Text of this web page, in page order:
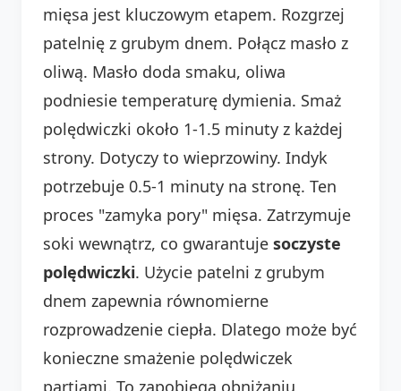
mięsa jest kluczowym etapem. Rozgrzej
patelnię z grubym dnem. Połącz masło z
oliwą. Masło doda smaku, oliwa
podniesie temperaturę dymienia. Smaż
polędwiczki około 1-1.5 minuty z każdej
strony. Dotyczy to wieprzowiny. Indyk
potrzebuje 0.5-1 minuty na stronę. Ten
proces "zamyka pory" mięsa. Zatrzymuje
soki wewnątrz, co gwarantuje soczyste
polędwiczki. Użycie patelni z grubym
dnem zapewnia równomierne
rozprowadzenie ciepła. Dlatego może być
konieczne smażenie polędwiczek
partiami. To zapobiega obniżaniu